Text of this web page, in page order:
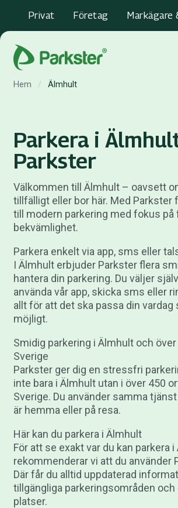
Privat Företag Markägare
Hem / Älmhult
Parkera i
Parkster
Välkommen till Älmhult – oavsett
tillfälligt eller bor här. Med Parkster
till modern parkering med fokus
bekvämlighet.
Parkera enkelt via app, sms eller
I Älmhult erbjuder Parkster flera
hantera din parkering. Du väljer
använda vår app, skicka sms eller
allt för att det ska passa din vardag
möjligt.
Smidig parkering i Älmhult och
Sverige
Parkster ger dig en stressfri
inte bara i Älmhult utan i över 450
Sverige. Du använder samma
är hemma eller på resa.
Här kan du parkera i Älmhult
För att se exakt var du kan parkera
rekommenderar vi att du använder
Där får du alltid uppdaterad
tillgängliga parkeringsområden och
platser.